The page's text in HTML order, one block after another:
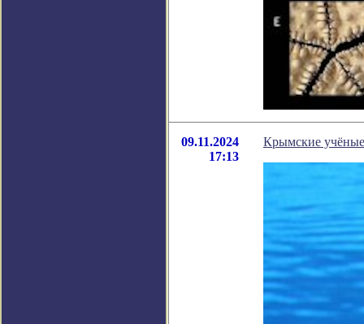
09.11.2024
17:13
Крымские